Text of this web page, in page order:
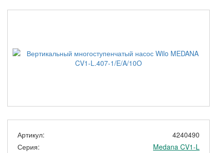
Артикул:
4240490
Серия:
Medana CV1-L